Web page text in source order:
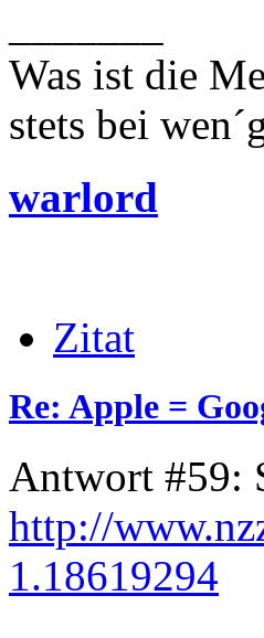
Was ist die
stets bei
warlord
Zitat
Re: Apple =
Antwort #59:
http://
1.18619294